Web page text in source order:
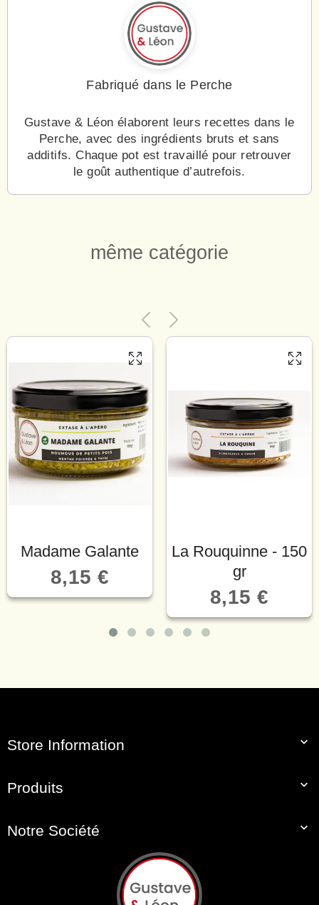
Fabriqué dans le Perche
Gustave & Léon élaborent leurs recettes dans le
Perche, avec des ingrédients bruts et sans
additifs. Chaque pot est travaillé pour retrouver
le goût authentique d’autrefois.
même catégorie
Madame Galante
8,15 €
La Rouquinne - 150
gr
8,15 €
Store Information 
Produits 
Notre Société 